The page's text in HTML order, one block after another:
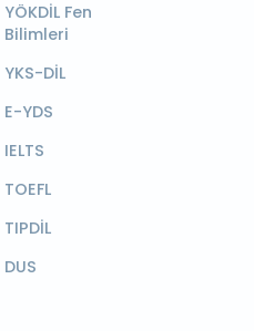
YÖKDİL Fen
Bilimleri
YKS-DİL
E-YDS
IELTS
TOEFL
TIPDİL
DUS